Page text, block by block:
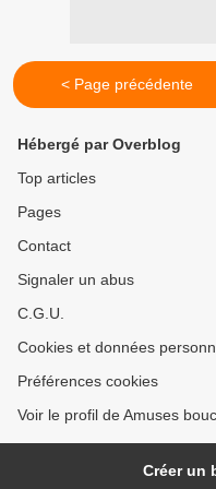
< Page précédente
Hébergé par Overblog
Top articles
Pages
Contact
Signaler un abus
C.G.U.
Cookies et données
Préférences cookies
Voir le profil de Amuses
Créer un